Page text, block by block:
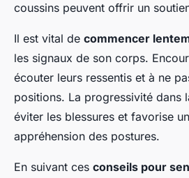
coussins peuvent offrir un
Il est vital de commencer
les signaux de son corps.
écouter leurs ressentis et à ne
positions. La progressivité dans
éviter les blessures et favorise
appréhension des postures.
En suivant ces conseils pour